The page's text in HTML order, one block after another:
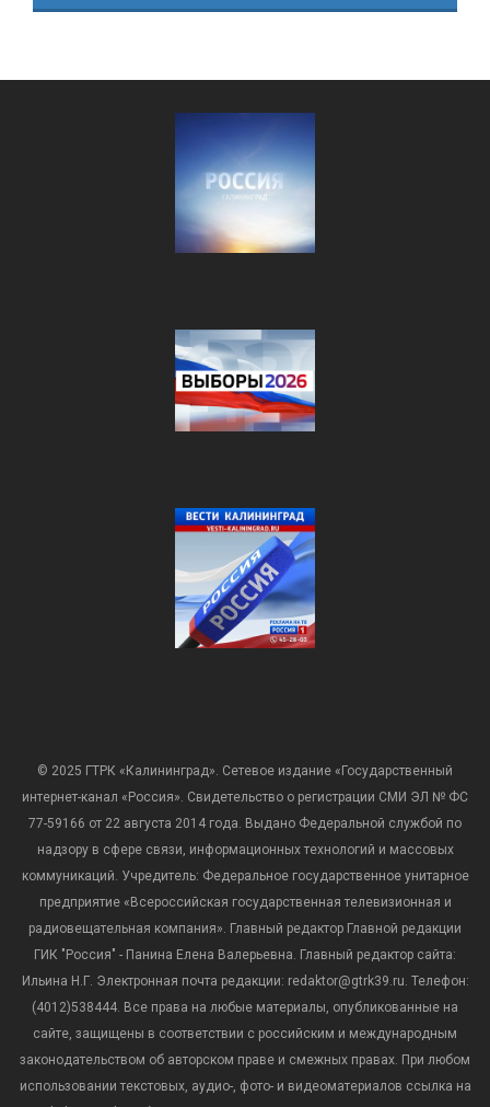
© 2025 ГТРК «Калининград». Сетевое издание «Государственный
интернет-канал «Россия». Свидетельство о регистрации СМИ ЭЛ № ФС
77-59166 от 22 августа 2014 года. Выдано Федеральной службой по
надзору в сфере связи, информационных технологий и массовых
коммуникаций. Учредитель: Федеральное государственное унитарное
предприятие «Всероссийская государственная телевизионная и
радиовещательная компания». Главный редактор Главной редакции
ГИК "Россия" - Панина Елена Валерьевна. Главный редактор сайта:
Ильина Н.Г. Электронная почта редакции: redaktor@gtrk39.ru. Телефон:
(4012)538444. Все права на любые материалы, опубликованные на
сайте, защищены в соответствии с российским и международным
законодательством об авторском праве и смежных правах. При любом
использовании текстовых, аудио-, фото- и видеоматериалов ссылка на